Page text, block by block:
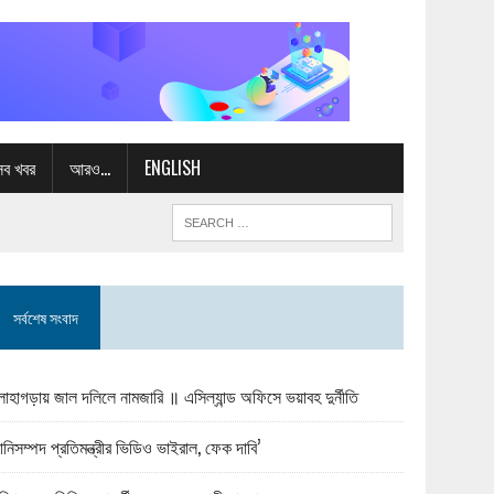
খবর আরও… ENGLISH
সর্বশেষ সংবাদ
জাল দলিলে নামজারি ॥ এসিল্যান্ড অফিসে ভয়াবহ দুর্নীতি
প্রতিমন্ত্রীর ভিডিও ভাইরাল, ফেক দাবি’